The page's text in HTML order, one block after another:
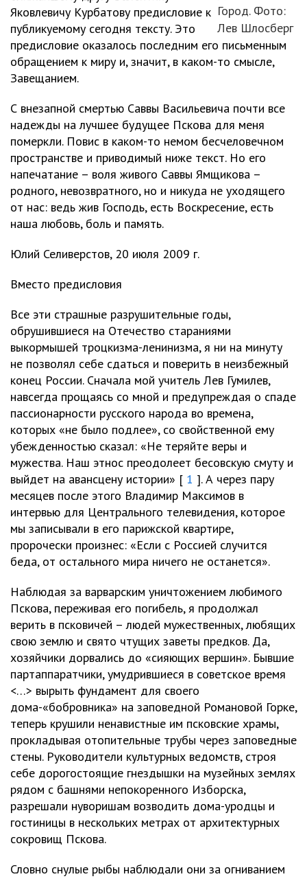
Город. Фото:
Лев Шлосберг
Яковлевичу Курбатову предисловие к
публикуемому сегодня тексту. Это
предисловие оказалось последним его письменным
обращением к миру и, значит, в каком-то смысле,
Завещанием.
С внезапной смертью Саввы Васильевича почти все
надежды на лучшее будущее Пскова для меня
померкли. Повис в каком-то немом бесчеловечном
пространстве и приводимый ниже текст. Но его
напечатание – воля живого Саввы Ямщикова –
родного, невозвратного, но и никуда не уходящего
от нас: ведь жив Господь, есть Воскресение, есть
наша любовь, боль и память.
Юлий Селиверстов, 20 июля 2009 г.
Вместо предисловия
Все эти страшные разрушительные годы,
обрушившиеся на Отечество стараниями
выкормышей троцкизма-ленинизма, я ни на минуту
не позволял себе сдаться и поверить в неизбежный
конец России. Сначала мой учитель Лев Гумилев,
навсегда прощаясь со мной и предупреждая о спаде
пассионарности русского народа во времена,
которых «не было подлее», со свойственной ему
убежденностью сказал: «Не теряйте веры и
мужества. Наш этнос преодолеет бесовскую смуту и
выйдет на авансцену истории» [ 1 ]. А через пару
месяцев после этого Владимир Максимов в
интервью для Центрального телевидения, которое
мы записывали в его парижской квартире,
пророчески произнес: «Если с Россией случится
беда, от остального мира ничего не останется».
Наблюдая за варварским уничтожением любимого
Пскова, переживая его погибель, я продолжал
верить в псковичей – людей мужественных, любящих
свою землю и свято чтущих заветы предков. Да,
хозяйчики дорвались до «сияющих вершин». Бывшие
партаппаратчики, умудрившиеся в советское время
<…> вырыть фундамент для своего
дома-«бобровника» на заповедной Романовой Горке,
теперь крушили ненавистные им псковские храмы,
прокладывая отопительные трубы через заповедные
стены. Руководители культурных ведомств, строя
себе дорогостоящие гнездышки на музейных землях
рядом с башнями непокоренного Изборска,
разрешали нуворишам возводить дома-уродцы и
гостиницы в нескольких метрах от архитектурных
сокровищ Пскова.
Словно снулые рыбы наблюдали они за огниванием